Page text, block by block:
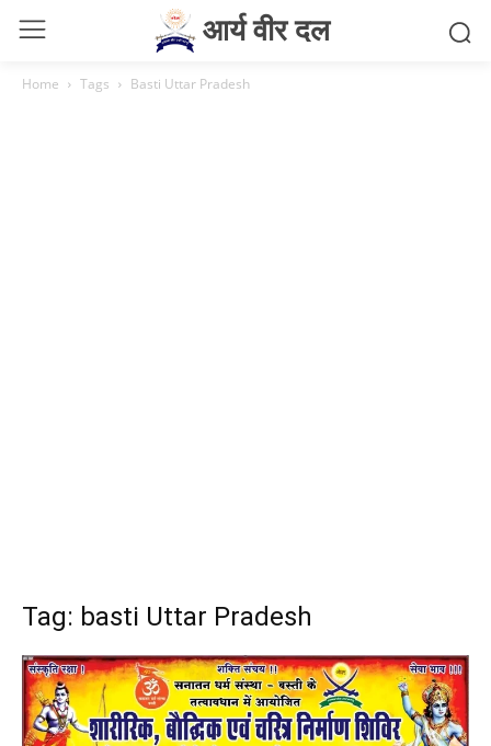
आर्य वीर दल
Home Tags Basti Uttar Pradesh
Tag: basti Uttar Pradesh